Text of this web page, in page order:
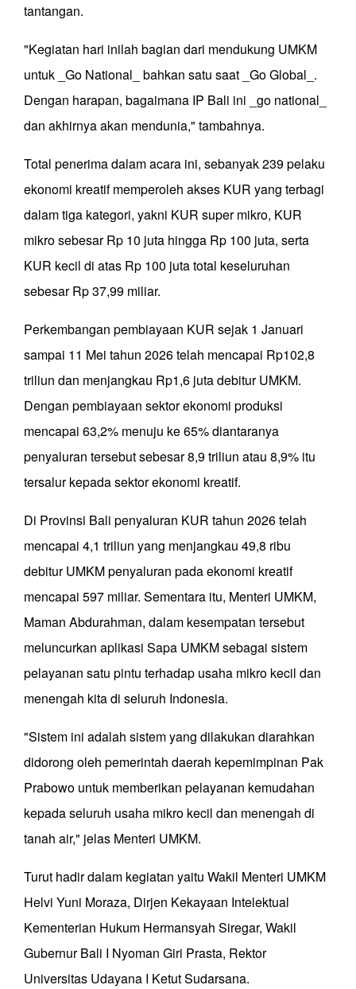
tantangan.
"Kegiatan hari inilah bagian dari mendukung UMKM
untuk _Go National_ bahkan satu saat _Go Global_.
Dengan harapan, bagaimana IP Bali ini _go national_
dan akhirnya akan mendunia," tambahnya.
Total penerima dalam acara ini, sebanyak 239 pelaku
ekonomi kreatif memperoleh akses KUR yang terbagi
dalam tiga kategori, yakni KUR super mikro, KUR
mikro sebesar Rp 10 juta hingga Rp 100 juta, serta
KUR kecil di atas Rp 100 juta total keseluruhan
sebesar Rp 37,99 miliar.
Perkembangan pembiayaan KUR sejak 1 Januari
sampai 11 Mei tahun 2026 telah mencapai Rp102,8
triliun dan menjangkau Rp1,6 juta debitur UMKM.
Dengan pembiayaan sektor ekonomi produksi
mencapai 63,2% menuju ke 65% diantaranya
penyaluran tersebut sebesar 8,9 triliun atau 8,9% itu
tersalur kepada sektor ekonomi kreatif.
Di Provinsi Bali penyaluran KUR tahun 2026 telah
mencapai 4,1 triliun yang menjangkau 49,8 ribu
debitur UMKM penyaluran pada ekonomi kreatif
mencapai 597 miliar. Sementara itu, Menteri UMKM,
Maman Abdurahman, dalam kesempatan tersebut
meluncurkan aplikasi Sapa UMKM sebagai sistem
pelayanan satu pintu terhadap usaha mikro kecil dan
menengah kita di seluruh Indonesia.
"Sistem ini adalah sistem yang dilakukan diarahkan
didorong oleh pemerintah daerah kepemimpinan Pak
Prabowo untuk memberikan pelayanan kemudahan
kepada seluruh usaha mikro kecil dan menengah di
tanah air," jelas Menteri UMKM.
Turut hadir dalam kegiatan yaitu Wakil Menteri UMKM
Helvi Yuni Moraza, Dirjen Kekayaan Intelektual
Kementerian Hukum Hermansyah Siregar, Wakil
Gubernur Bali I Nyoman Giri Prasta, Rektor
Universitas Udayana I Ketut Sudarsana.